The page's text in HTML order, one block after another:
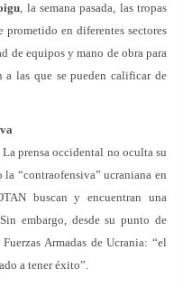
, la semana pasada, las tropas
en diferentes sectores
de equipos y mano de obra para
a las que se pueden calificar de
prensa occidental no oculta su
“contraofensiva” ucraniana en
buscan y encuentran una
embargo, desde su punto de
Armadas de Ucrania: “el
a tener éxito”.